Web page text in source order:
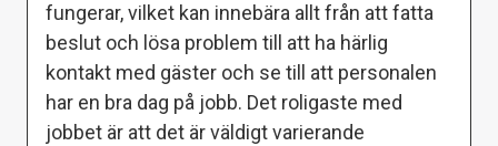
fungerar, vilket kan innebära allt från att fatta
beslut och lösa problem till att ha härlig
kontakt med gäster och se till att personalen
har en bra dag på jobb. Det roligaste med
jobbet är att det är väldigt varierande